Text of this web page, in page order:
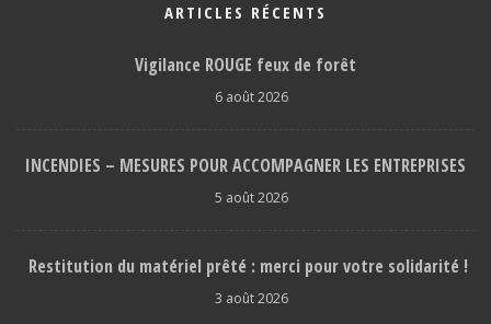
ARTICLES RÉCENTS
Vigilance ROUGE feux de forêt
6 août 2026
INCENDIES – MESURES POUR ACCOMPAGNER LES ENTREPRISES
5 août 2026
Restitution du matériel prêté : merci pour votre solidarité !
3 août 2026